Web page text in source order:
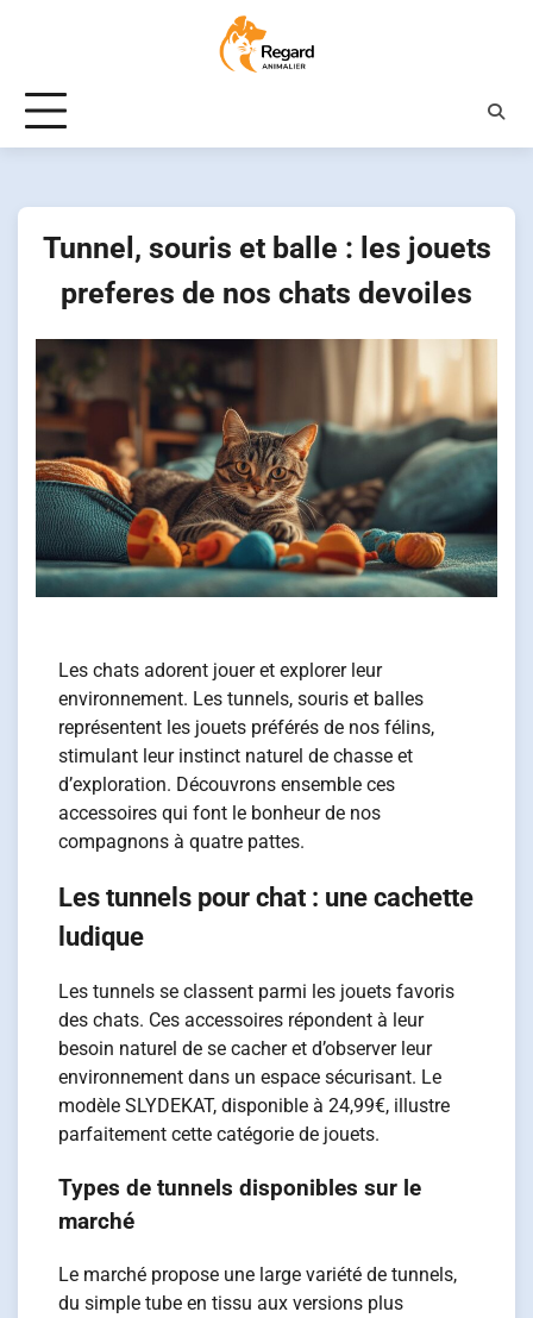
Tunnel, souris et balle : les jouets
preferes de nos chats devoiles
Les chats adorent jouer et explorer leur
environnement. Les tunnels, souris et balles
représentent les jouets préférés de nos félins,
stimulant leur instinct naturel de chasse et
d’exploration. Découvrons ensemble ces
accessoires qui font le bonheur de nos
compagnons à quatre pattes.
Les tunnels pour chat : une cachette
ludique
Les tunnels se classent parmi les jouets favoris
des chats. Ces accessoires répondent à leur
besoin naturel de se cacher et d’observer leur
environnement dans un espace sécurisant. Le
modèle SLYDEKAT, disponible à 24,99€, illustre
parfaitement cette catégorie de jouets.
Types de tunnels disponibles sur le
marché
Le marché propose une large variété de tunnels,
du simple tube en tissu aux versions plus